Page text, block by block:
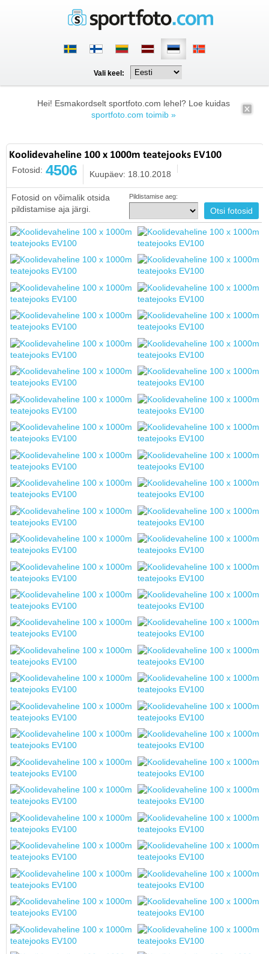
Vali keel:
Hei! Esmakordselt sportfoto.com lehel? Loe kuidas
sportfoto.com toimib »
Koolidevaheline 100 x 1000m teatejooks EV100
Fotosid: 4506 Kuupäev: 18.10.2018
Fotosid on võimalik otsida
pildistamise aja järgi.
Pildistamise aeg: